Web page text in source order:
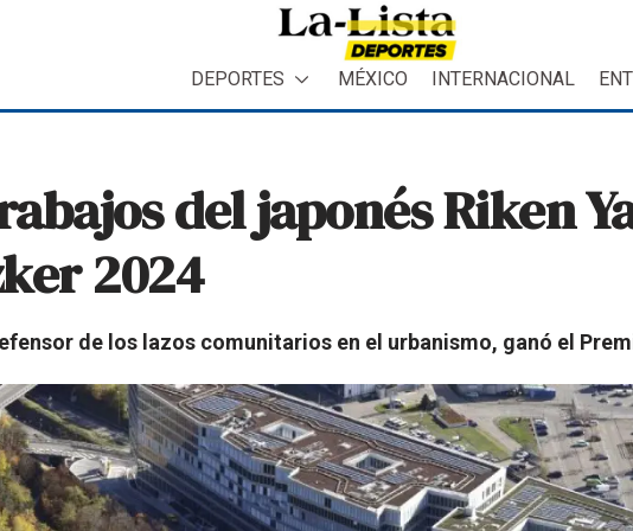
DEPORTES MÉXICO INTERNACIONAL
del japonés Riken
2024
de los lazos comunitarios en el urbanismo, ganó el